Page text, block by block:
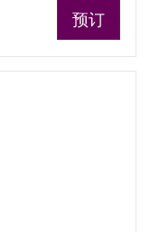
预订